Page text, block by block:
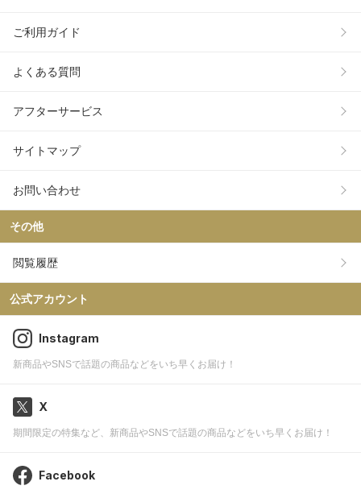
ご利用ガイド
よくある質問
アフターサービス
サイトマップ
お問い合わせ
その他
閲覧履歴
公式アカウント
Instagram
新商品やSNSで話題の商品などをいち早くお届け！
X
期間限定の特集など、新商品やSNSで話題の商品などをいち早くお届け！
Facebook